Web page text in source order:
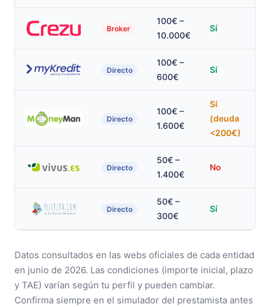
Broker
100€ –
10.000€
Sí
Directo
100€ –
600€
Sí
Directo
100€ –
1.600€
Sí
(deuda
<200€)
Directo
50€ –
1.400€
No
Directo
50€ –
300€
Sí
Datos consultados en las webs oficiales de cada entidad
en junio de 2026. Las condiciones (importe inicial, plazo
y TAE) varían según tu perfil y pueden cambiar.
Confirma siempre en el simulador del prestamista antes